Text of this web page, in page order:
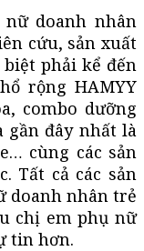
nữ doanh nhân
cứu, sản xuất
biệt phải kể đến
rộng HAMYY
combo dưỡng
gần đây nhất là
cùng các sản
Tất cả các sản
doanh nhân trẻ
chị em phụ nữ
tin hơn.